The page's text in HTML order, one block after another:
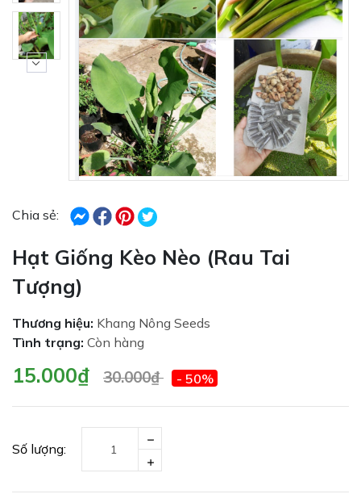
Chia sẻ:
Hạt Giống Kèo Nèo (Rau Tai
Tượng)
Thương hiệu: Khang Nông Seeds
Tình trạng: Còn hàng
15.000₫ 30.000₫ - 50%
Số lượng: